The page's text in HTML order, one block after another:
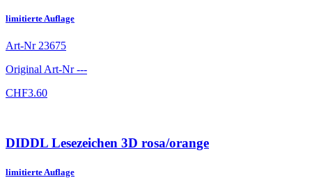
limitierte Auflage
Art-Nr 23675
Original Art-Nr---
CHF3.60
DIDDL Lesezeichen 3D rosa/orange
limitierte Auflage